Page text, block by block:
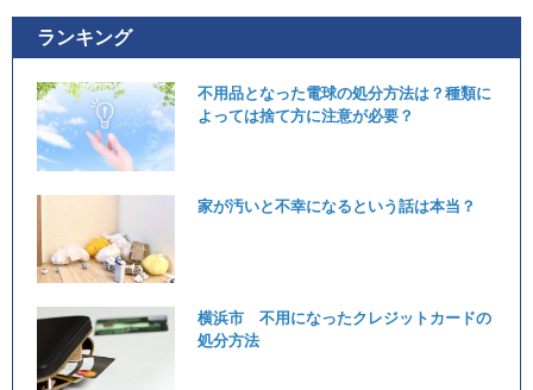
ランキング
不用品となった電球の処分方法は？種類に
よっては捨て方に注意が必要？
家が汚いと不幸になるという話は本当？
横浜市 不用になったクレジットカードの
処分方法